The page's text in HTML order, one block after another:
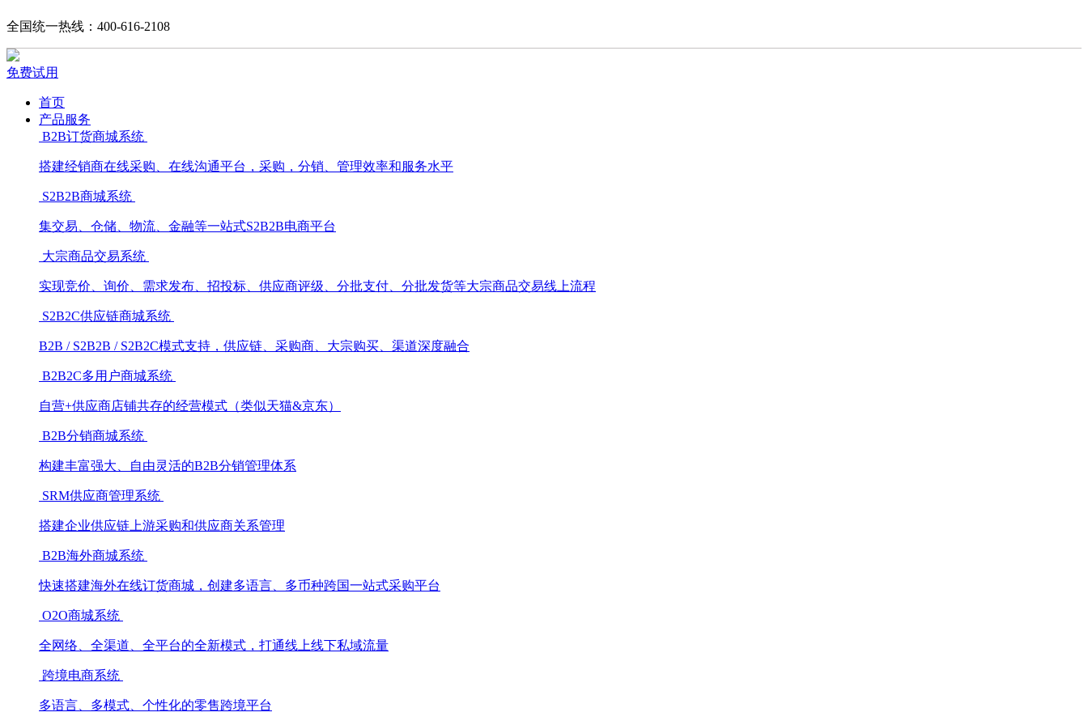
全国统一热线：400-616-2108
免费试用
首页
产品服务
B2B订货商城系统
搭建经销商在线采购、在线沟通平台，采购，分销、管理效率和服务水平
S2B2B商城系统
集交易、仓储、物流、金融等一站式S2B2B电商平台
大宗商品交易系统
实现竞价、询价、需求发布、招投标、供应商评级、分批支付、分批发货等大宗商品交易线上流程
S2B2C供应链商城系统
B2B / S2B2B / S2B2C模式支持，供应链、采购商、大宗购买、渠道深度融合
B2B2C多用户商城系统
自营+供应商店铺共存的经营模式（类似天猫&京东）
B2B分销商城系统
构建丰富强大、自由灵活的B2B分销管理体系
SRM供应商管理系统
搭建企业供应链上游采购和供应商关系管理
B2B海外商城系统
快速搭建海外在线订货商城，创建多语言、多币种跨国一站式采购平台
O2O商城系统
全网络、全渠道、全平台的全新模式，打通线上线下私域流量
跨境电商系统
多语言、多模式、个性化的零售跨境平台